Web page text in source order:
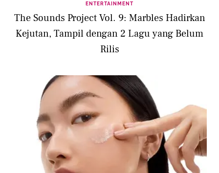
ENTERTAINMENT
The Sounds Project Vol. 9: Marbles Hadirkan
Kejutan, Tampil dengan 2 Lagu yang Belum
Rilis